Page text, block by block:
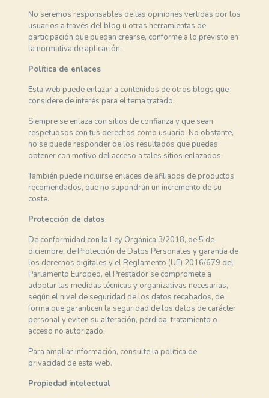
No seremos responsables de las opiniones vertidas por los
usuarios a través del blog u otras herramientas de
participación que puedan crearse, conforme a lo previsto en
la normativa de aplicación.
Política de enlaces
Esta web puede enlazar a contenidos de otros blogs que
considere de interés para el tema tratado.
Siempre se enlaza con sitios de confianza y que sean
respetuosos con tus derechos como usuario. No obstante,
no se puede responder de los resultados que puedas
obtener con motivo del acceso a tales sitios enlazados.
También puede incluirse enlaces de afiliados de productos
recomendados, que no supondrán un incremento de su
coste.
Protección de datos
De conformidad con la Ley Orgánica 3/2018, de 5 de
diciembre, de Protección de Datos Personales y garantía de
los derechos digitales y el Reglamento (UE) 2016/679 del
Parlamento Europeo, el Prestador se compromete a
adoptar las medidas técnicas y organizativas necesarias,
según el nivel de seguridad de los datos recabados, de
forma que garanticen la seguridad de los datos de carácter
personal y eviten su alteración, pérdida, tratamiento o
acceso no autorizado.
Para ampliar información, consulte la política de
privacidad de esta web.
Propiedad intelectual